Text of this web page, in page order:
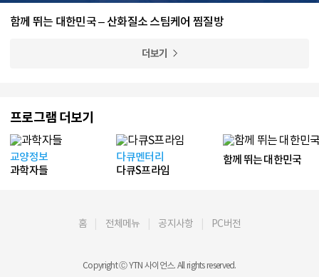
함께 뛰는 대한민국 – 산화질소 스팀케어 찜질방
더보기
프로그램 더보기
교양정보
과학자들
다큐멘터리
다큐S프라임
함께 뛰는 대한민국
홈 전체메뉴 공지사항 PC버전
Copyright Ⓒ YTN 사이언스. All rights reserved.